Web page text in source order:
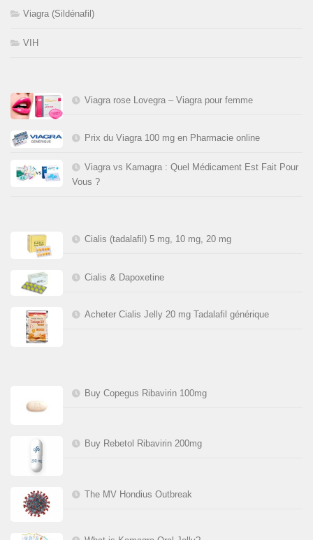
Viagra (Sildénafil)
VIH
Viagra rose Lovegra – Viagra pour femme
Prix du Viagra 100 mg en Pharmacie online
Viagra vs Kamagra : Quel Médicament Est Fait Pour
Vous ?
Cialis (tadalafil) 5 mg, 10 mg, 20 mg
Cialis & Dapoxetine
Acheter Cialis Jelly 20 mg Tadalafil générique
Buy Copegus Ribavirin 100mg
Buy Rebetol Ribavirin 200mg
The MV Hondius Outbreak